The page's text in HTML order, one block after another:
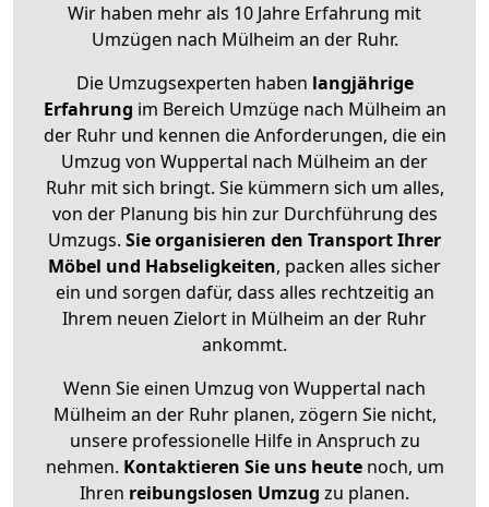
Wir haben mehr als 10 Jahre Erfahrung mit
Umzügen nach Mülheim an der Ruhr.
Die Umzugsexperten haben langjährige
Erfahrung im Bereich Umzüge nach Mülheim an
der Ruhr und kennen die Anforderungen, die ein
Umzug von Wuppertal nach Mülheim an der
Ruhr mit sich bringt. Sie kümmern sich um alles,
von der Planung bis hin zur Durchführung des
Umzugs. Sie organisieren den Transport Ihrer
Möbel und Habseligkeiten, packen alles sicher
ein und sorgen dafür, dass alles rechtzeitig an
Ihrem neuen Zielort in Mülheim an der Ruhr
ankommt.
Wenn Sie einen Umzug von Wuppertal nach
Mülheim an der Ruhr planen, zögern Sie nicht,
unsere professionelle Hilfe in Anspruch zu
nehmen. Kontaktieren Sie uns heutenoch, um
Ihren reibungslosen Umzug zu planen.